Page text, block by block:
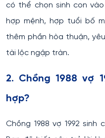
có thể chọn sinh con
hợp mệnh, hợp tuổi bố
thêm phần hòa thuận,
tài lộc ngập tràn.
2. Chồng 1988 vợ
hợp?
Chồng 1988 vợ 1992